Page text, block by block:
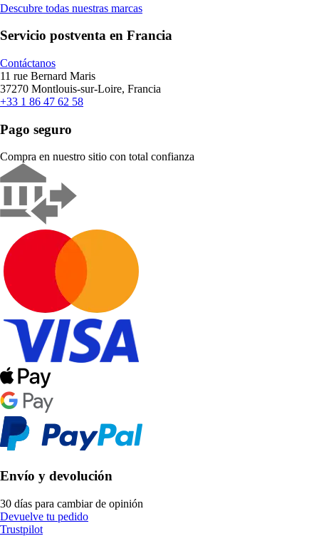
Descubre todas nuestras marcas
Servicio postventa en Francia
Contáctanos
11 rue Bernard Maris
37270 Montlouis-sur-Loire, Francia
+33 1 86 47 62 58
Pago seguro
Compra en nuestro sitio con total confianza
Envío y devolución
30 días para cambiar de opinión
Devuelve tu pedido
Trustpilot